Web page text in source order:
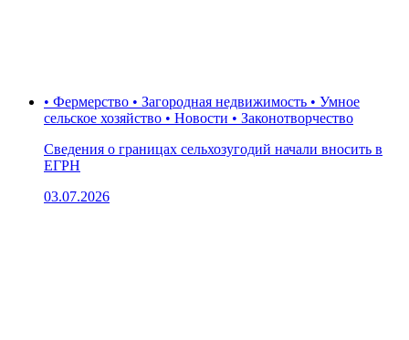
• Фермерство • Загородная недвижимость • Умное
сельское хозяйство • Новости • Законотворчество
Сведения о границах сельхозугодий начали вносить в
ЕГРН
03.07.2026